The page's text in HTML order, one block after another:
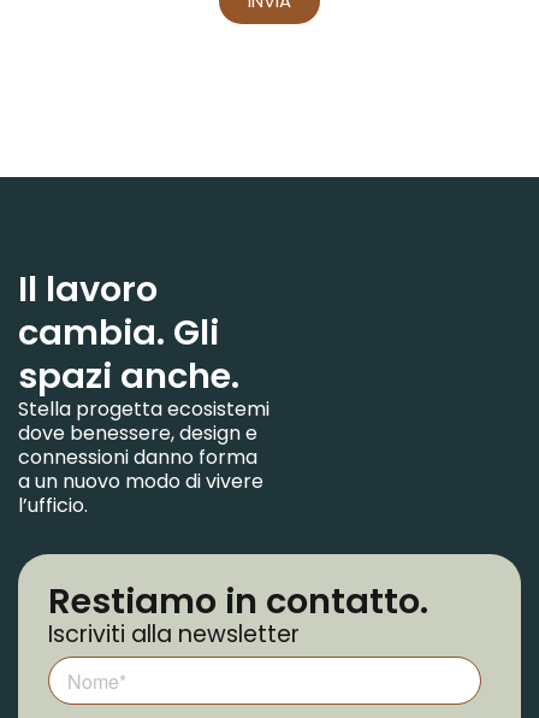
Il lavoro
cambia. Gli
spazi anche.
Stella progetta ecosistemi
dove benessere, design e
connessioni danno forma
a un nuovo modo di vivere
l’ufficio.
Restiamo in contatto.
Iscriviti alla newsletter